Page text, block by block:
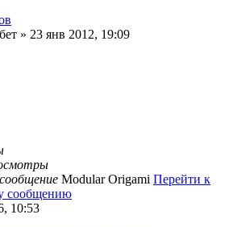
» 23 янв 2012, 19:09
Modular Origami Перейти к
сообщению
10:53